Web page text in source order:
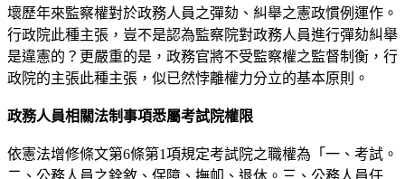
壞歷年來監察權對於政務人員之彈劾、糾舉之憲政慣例運作。
行政院此種主張，豈不是認為監察院對政務人員進行彈劾糾舉
是違憲的？更嚴重的是，政務官將不受監察權之監督制衡，行
政院的主張此種主張，似已然悖離權力分立的基本原則。
政務人員相關法制事項悉屬考試院權限
依憲法增修條文第6條第1項規定考試院之職權為「一、考試。
二、公務人員之銓敘、保障、撫卹、退休。三、公務人員任